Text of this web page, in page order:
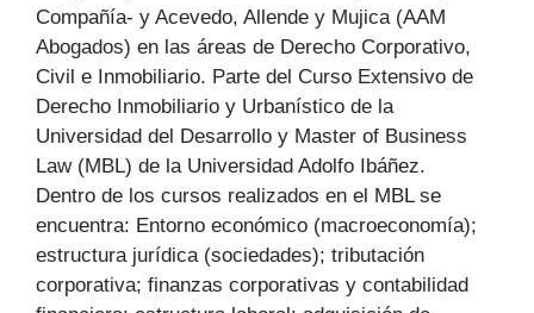
Compañía- y Acevedo, Allende y Mujica (AAM
Abogados) en las áreas de Derecho Corporativo,
Civil e Inmobiliario. Parte del Curso Extensivo de
Derecho Inmobiliario y Urbanístico de la
Universidad del Desarrollo y Master of Business
Law (MBL) de la Universidad Adolfo Ibáñez.
Dentro de los cursos realizados en el MBL se
encuentra: Entorno económico (macroeconomía);
estructura jurídica (sociedades); tributación
corporativa; finanzas corporativas y contabilidad